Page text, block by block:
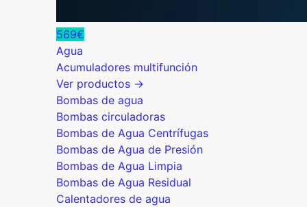
569€
Agua
Acumuladores multifunción
Ver productos →
Bombas de agua
Bombas circuladoras
Bombas de Agua Centrífugas
Bombas de Agua de Presión
Bombas de Agua Limpia
Bombas de Agua Residual
Calentadores de agua